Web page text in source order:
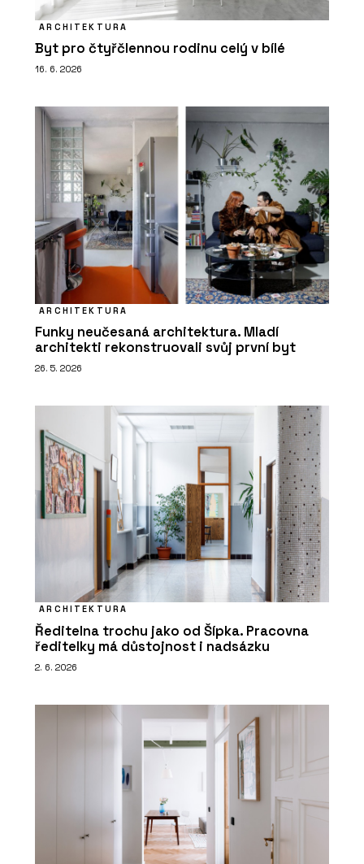
ARCHITEKTURA
Byt pro čtyřčlennou rodinu celý v bílé
16. 6. 2026
ARCHITEKTURA
Funky neučesaná architektura. Mladí
architekti rekonstruovali svůj první byt
26. 5. 2026
ARCHITEKTURA
Ředitelna trochu jako od Šípka. Pracovna
ředitelky má důstojnost i nadsázku
2. 6. 2026